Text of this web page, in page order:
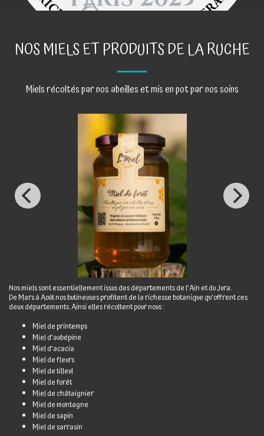
NOS MIELS ET PRODUITS DE LA RUCHE
Miels récoltés par nos abeilles et mis en pot par nos soins
Nos miels sont essentiellement issus des départements de l'Ain et du Jura.
De Mars à Août nos butineuses profitent de la richesse botanique qu'offrent ces
deux départements. Ainsi elles récoltent pour nous :
Miel de printemps
Miel d'aubépine
Miel d'acacia
Miel de fleurs
Miel de tilleul
Miel de forêt
Miel de châtaignier
Miel de montagne
Miel de sapin
Miel de sarrasin